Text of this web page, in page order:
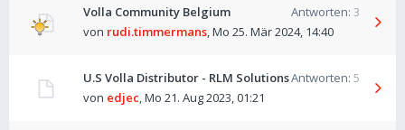
Volla Community Belgium Antworten: 3
von rudi.timmermans,Mo 25. Mär 2024, 14:40
U.S Volla Distributor - RLM SolutionsAntworten: 5
von edjec,Mo 21. Aug 2023, 01:21